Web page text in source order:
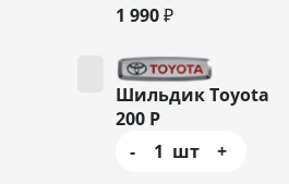
1 990 ₽
Шильдик Toyota
200 Р
-
1 шт +